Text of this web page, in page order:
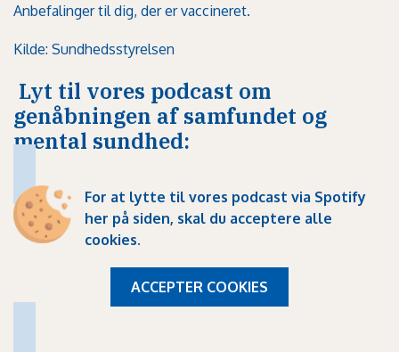
Anbefalinger til dig, der er vaccineret.
Kilde: Sundhedsstyrelsen
Lyt til vores podcast om
genåbningen af samfundet og
mental sundhed:
For at lytte til vores podcast via Spotify
her på siden, skal du acceptere alle
cookies.
ACCEPTER COOKIES